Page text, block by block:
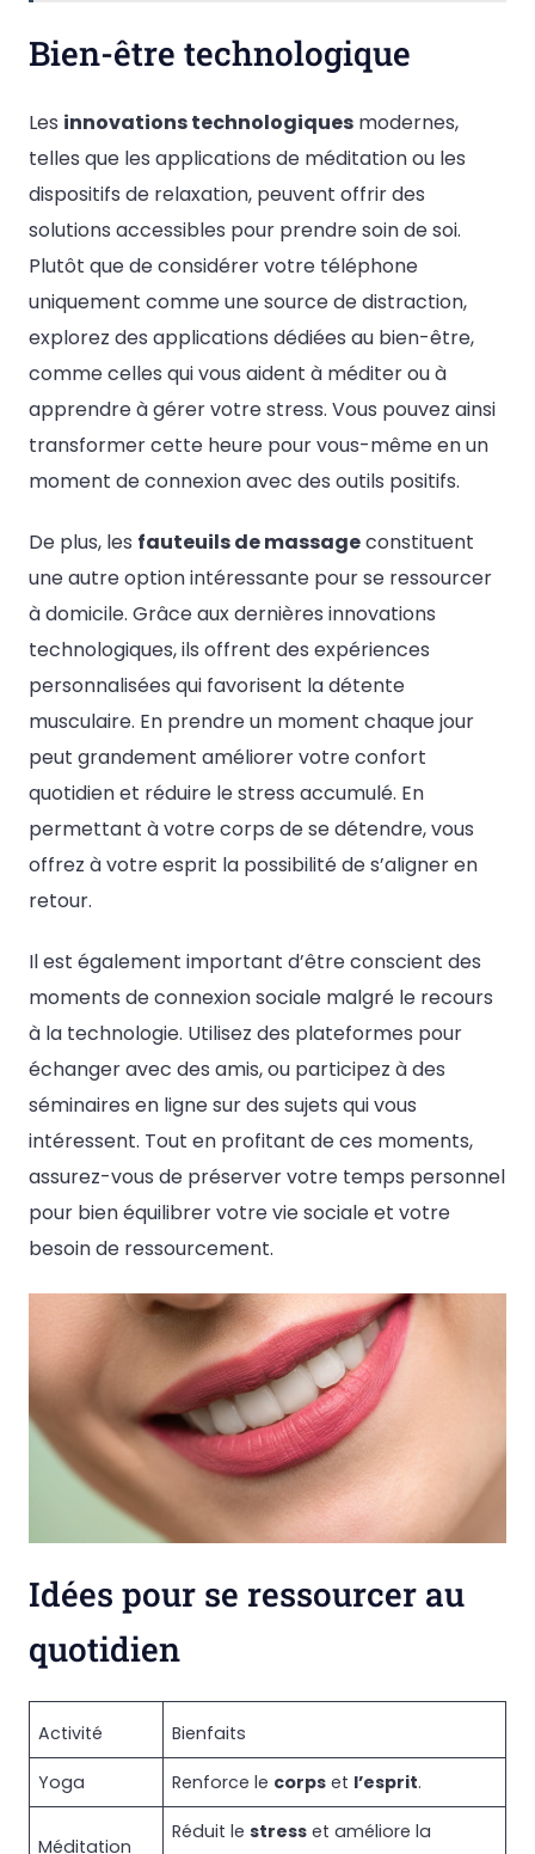
Bien-être technologique
Les innovations technologiques modernes,
telles que les applications de méditation ou les
dispositifs de relaxation, peuvent offrir des
solutions accessibles pour prendre soin de soi.
Plutôt que de considérer votre téléphone
uniquement comme une source de distraction,
explorez des applications dédiées au bien-être,
comme celles qui vous aident à méditer ou à
apprendre à gérer votre stress. Vous pouvez ainsi
transformer cette heure pour vous-même en un
moment de connexion avec des outils positifs.
De plus, les fauteuils de massageconstituent
une autre option intéressante pour se ressourcer
à domicile. Grâce aux dernières innovations
technologiques, ils offrent des expériences
personnalisées qui favorisent la détente
musculaire. En prendre un moment chaque jour
peut grandement améliorer votre confort
quotidien et réduire le stress accumulé. En
permettant à votre corps de se détendre, vous
offrez à votre esprit la possibilité de s’aligner en
retour.
Il est également important d’être conscient des
moments de connexion sociale malgré le recours
à la technologie. Utilisez des plateformes pour
échanger avec des amis, ou participez à des
séminaires en ligne sur des sujets qui vous
intéressent. Tout en profitant de ces moments,
assurez-vous de préserver votre temps personnel
pour bien équilibrer votre vie sociale et votre
besoin de ressourcement.
Idées pour se ressourcer au
quotidien
Activité Bienfaits
Yoga Renforce le corps et l’esprit.
Méditation
Réduit lestress et améliore la